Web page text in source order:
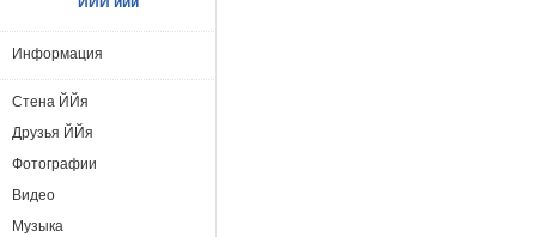
Информация
Стена ЙЙя
Друзья ЙЙя
Фотографии
Видео
Музыка